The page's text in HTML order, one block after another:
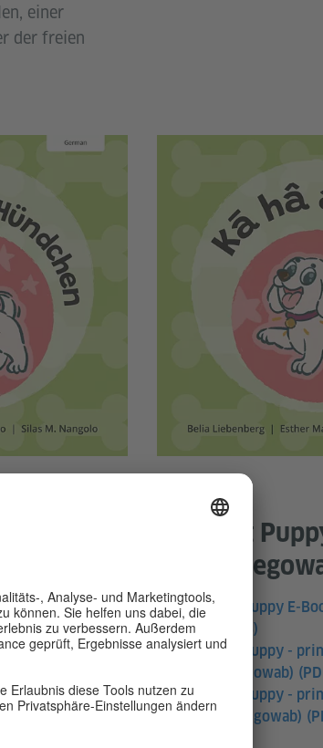
einer
der freien
cover (German)
interior
The Lost
The Lost Puppy E-
(PDF, 3 MB)
The Lost Puppy -
(Khoekoegowab)
The Lost Puppy -
(Khoekhoegowab)